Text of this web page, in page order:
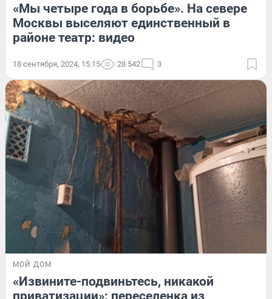
«Мы четыре года в борьбе». На севере
Москвы выселяют единственный в
районе театр: видео
18 сентября, 2024, 15:15 28 542 3
МОЙ ДОМ
«Извините-подвиньтесь, никакой